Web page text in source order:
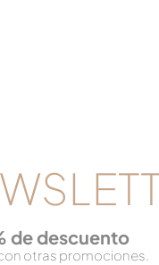
de descuento
otras promociones.